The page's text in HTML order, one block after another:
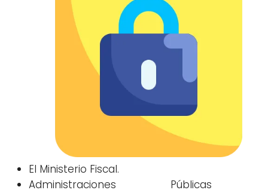
El Ministerio Fiscal.
Administraciones Públicas